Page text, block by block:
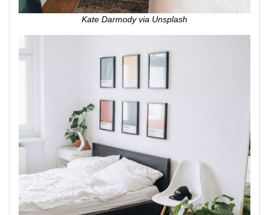
Kate Darmody via Unsplash